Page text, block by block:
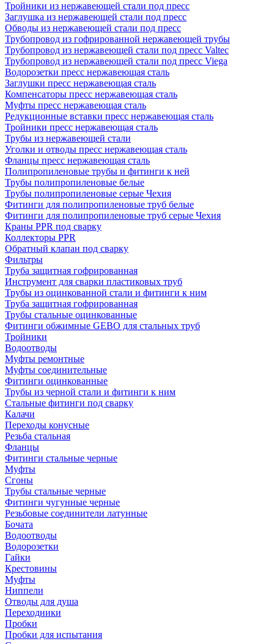
Тройники из нержавеющей стали под пресс
Заглушка из нержавеющей стали под пресс
Обводы из нержавеющей стали под пресс
Трубопровод из гофрированной нержавеющей трубы
Трубопровод из нержавеющей стали под пресс Valtec
Трубопровод из нержавеющей стали под пресс Viega
Водорозетки пресс нержавеющая сталь
Заглушки пресс нержавеющая сталь
Компенсаторы пресс нержавеющая сталь
Муфты пресс нержавеющая сталь
Редукционные вставки пресс нержавеющая сталь
Тройники пресс нержавеющая сталь
Трубы из нержавеющей стали
Уголки и отводы пресс нержавеющая сталь
Фланцы пресс нержавеющая сталь
Полипропиленовые трубы и фитинги к ней
Трубы полипропиленовые белые
Трубы полипропиленовые серые Чехия
Фитинги для полипропиленовые труб белые
Фитинги для полипропиленовые труб серые Чехия
Краны PPR под сварку
Коллекторы PPR
Обратный клапан под сварку
Фильтры
Труба защитная гофрированная
Инструмент для сварки пластиковых труб
Трубы из оцинкованной стали и фитинги к ним
Труба защитная гофрированная
Трубы стальные оцинкованные
Фитинги обжимные GEBO для стальных труб
Тройники
Водоотводы
Муфты ремонтные
Муфты соединительные
Фитинги оцинкованные
Трубы из черной стали и фитинги к ним
Стальные фитинги под сварку
Калачи
Переходы конусные
Резьба стальная
Фланцы
Фитинги стальные черные
Муфты
Сгоны
Трубы стальные черные
Фитинги чугунные черные
Резьбовые соединители латунные
Бочата
Водоотводы
Водорозетки
Гайки
Крестовины
Муфты
Ниппели
Отводы для душа
Переходники
Пробки
Пробки для испытания